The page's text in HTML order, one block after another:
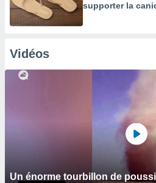
supporter la
Vidéos
Un énorme tourbillon de